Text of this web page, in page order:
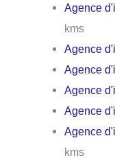
Agence
kms
Agence
Agence
Agence
Agence
Agence
kms